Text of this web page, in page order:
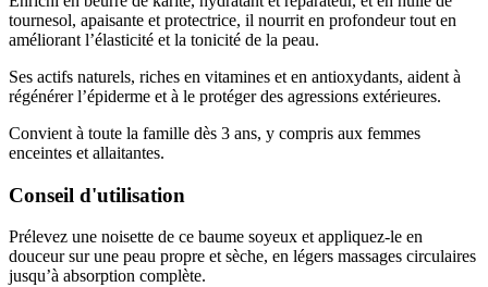
tournesol, apaisante et protectrice, il nourrit en profondeur tout en
améliorant l’élasticité et la tonicité de la peau.
Ses actifs naturels, riches en vitamines et en antioxydants, aident à
régénérer l’épiderme et à le protéger des agressions extérieures.
Convient à toute la famille dès 3 ans, y compris aux femmes
enceintes et allaitantes.
Conseil d'utilisation
Prélevez une noisette de ce baume soyeux et appliquez-le en
douceur sur une peau propre et sèche, en légers massages circulaires
jusqu’à absorption complète.